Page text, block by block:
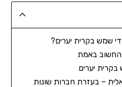
שמש בקרית יערים?
באמת
יערים
– בעזרת חברות שונות